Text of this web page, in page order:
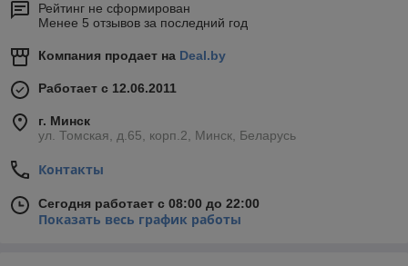
Рейтинг не сформирован
Менее 5 отзывов за последний год
Компания продает на Deal.by
Работает с 12.06.2011
г. Минск
ул. Томская, д.65, корп.2, Минск, Беларусь
Контакты
Сегодня работает с 08:00 до 22:00
Показать весь график работы